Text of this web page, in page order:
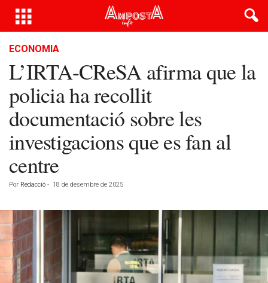
ECONOMIA
L’IRTA-CReSA afirma que la
policia ha recollit
documentació sobre les
investigacions que es fan al
centre
Por Redacció - 18 de desembre de 2025